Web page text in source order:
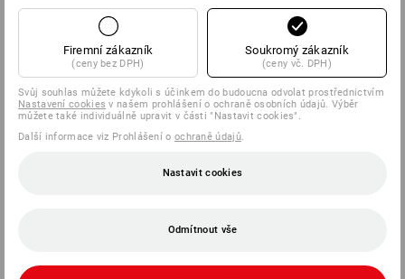
Firemní zákazník
(ceny bez DPH)
Soukromý zákazník
(ceny vč. DPH)
Svůj souhlas můžete kdykoli s účinkem do budoucna odvolat prostřednictvím
Nastavení cookies v našem prohlášení o ochraně osobních údajů. Výběr
můžete také individuálně upravit v části "Nastavit cookies".
Další informace viz Prohlášení o ochraně údajů.
Nastavit cookies
Odmítnout vše